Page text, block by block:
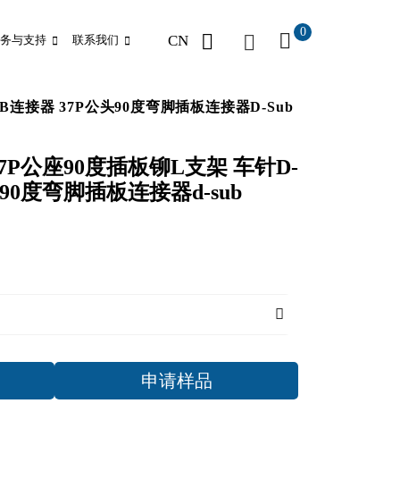
与支持 联系我们 CN
0
连接器 37P公头90度弯脚插板连接器d-Sub
公座90度插板铆L支架 车针D-
度弯脚插板连接器d-sub
申请样品